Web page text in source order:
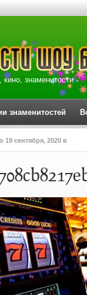
знаменитости
знаменитостей
19 сентября, 2020 в